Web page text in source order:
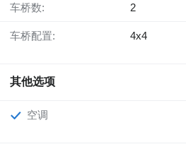
车桥数: 2
车桥配置: 4x4
其他选项
空调